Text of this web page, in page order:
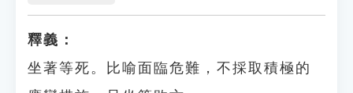
釋義：
坐著等死。比喻面臨危難，不採取積極的